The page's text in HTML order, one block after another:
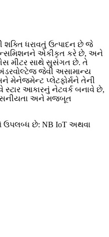
શક્તિ ધરાવતું ઉત્પાદન છે જે
એકીકૃત કરે છે, અને
મીટર સાથે સુસંગત છે. તે
જેવી અસામાન્ય
મેનેજમેન્ટ પ્લેટફોર્મને તેની
આકારનું નેટવર્ક બનાવે છે,
અને મજબૂત
ઉપલબ્ધ છે: NB IoT અથવા